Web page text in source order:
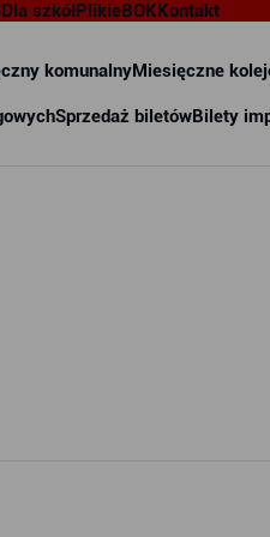
komunalnyMiesięczne
Sprzedaż biletówBilety
Dla szkółPlikieBOKKontakt